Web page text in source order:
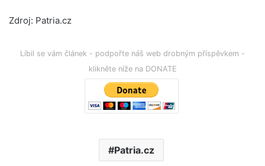
Zdroj: Patria.cz
Líbil se vám článek - podpořte náš web drobným příspěvkem -
klikněte níže na DONATE
Patria.cz